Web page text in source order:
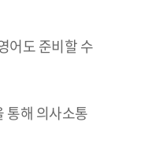
어도 준비할 수
통해 의사소통